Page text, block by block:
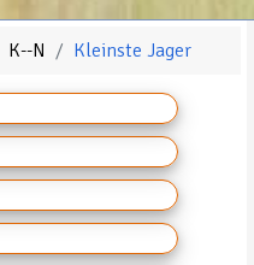
K--N Kleinste Jager